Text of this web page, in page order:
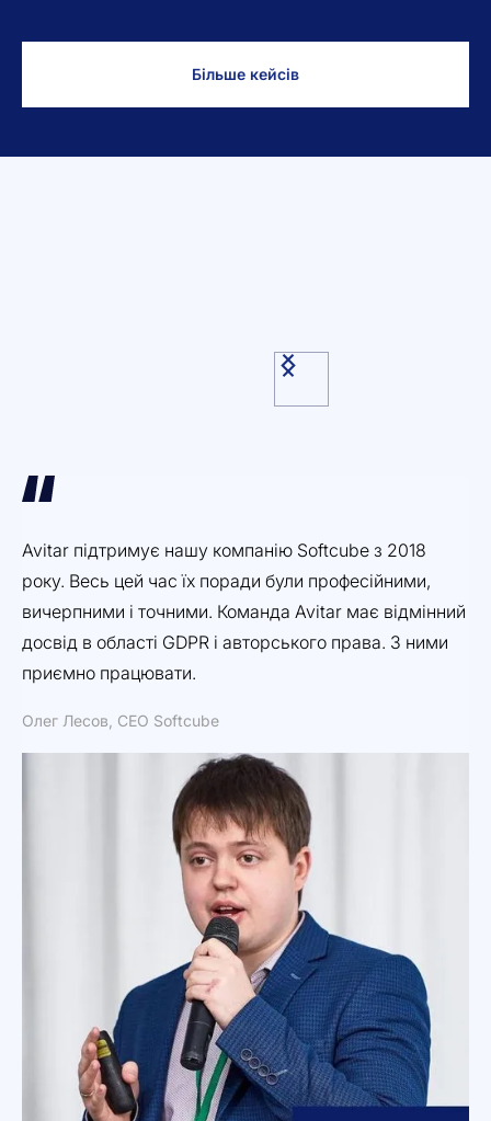
Більше кейсів
Avitar підтримує нашу компанію Softcube з 2018
року. Весь цей час їх поради були професійними,
вичерпними і точними. Команда Avitar має відмінний
досвід в області GDPR і авторського права. З ними
приємно працювати.
Олег Лесов, CEO Softcube